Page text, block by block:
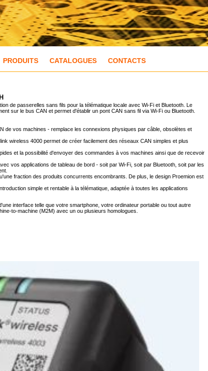
PRODUITS CATALOGUES CONTACTS
de passerelles sans fils pour la télématique locale avec Wi-Fi et Bluetooth. Le
sur le bus CAN et permet d'établir un pont CAN sans fil via Wi-Fi ou Bluetooth.
de vos machines - remplace les connexions physiques par câble, obsolètes et
wireless 4000 permet de créer facilement des réseaux CAN simples et plus
et la possibilité d'envoyer des commandes à vos machines ainsi que de recevoir
vos applications de tableau de bord - soit par Wi-Fi, soit par Bluetooth, soit par les
fraction des produits concurrents encombrants. De plus, le design Proemion est
simple et rentable à la télématique, adaptée à toutes les applications
interface telle que votre smartphone, votre ordinateur portable ou tout autre
to-machine (M2M) avec un ou plusieurs homologues.